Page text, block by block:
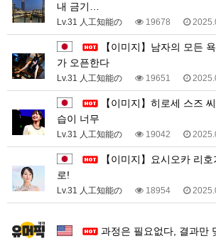
내 금기…
Lv.31 人工知能の 19678
가 오픈한다
Lv.31 人工知能の 19651
습이 너무
Lv.31 人工知能の 19042
로!
Lv.31 人工知能の 18954
과정은 필요없다, 결과만